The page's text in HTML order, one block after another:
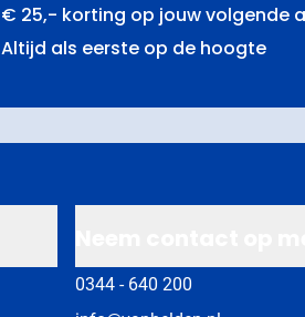
€ 25,- korting op jouw volgende
Altijd als eerste op de hoogte
0344 - 640 200